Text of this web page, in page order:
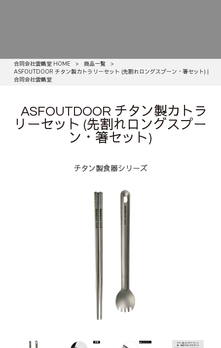
合同会社雲鶴堂 HOME > 商品一覧
>
ASFOUTDOOR チタン製カトラリーセット (先割れロングスプーン・箸セット) |
合同会社雲鶴堂
ASFOUTDOOR チタン製カトラ
リーセット (先割れロングスプー
ン・箸セット)
チタン製食器シリーズ